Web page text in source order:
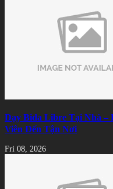
Dạy Bida Libre Tại Nhà –
Viên Đến Tận Nơi
Fri 08, 2026